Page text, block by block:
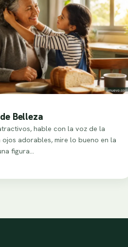
Belleza
hable con la voz de la
ojos adorables, mire lo bueno en la
figura…